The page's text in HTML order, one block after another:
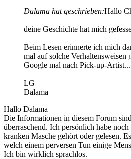
Dalama hat geschrieben:Hallo
deine Geschichte hat mich
Beim Lesen erinnerte ich mich
mal auf solche Verhaltensweisen
Google mal nach Pick-up-
LG
Dalama
Hallo Dalama
Die Informationen in diesem Forum
überraschend. Ich persönlich habe
kranken Masche gehört oder gelesen.
welch einem perversen Tun einige
Ich bin wirklich sprachlos.